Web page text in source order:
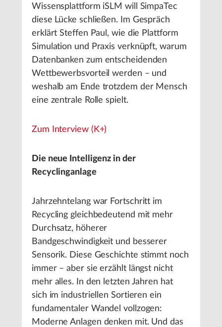
Wissensplattform iSLM will SimpaTec
diese Lücke schließen. Im Gespräch
erklärt Steffen Paul, wie die Plattform
Simulation und Praxis verknüpft, warum
Datenbanken zum entscheidenden
Wettbewerbsvorteil werden – und
weshalb am Ende trotzdem der Mensch
eine zentrale Rolle spielt.
Zum Interview (K+)
Die neue Intelligenz in der
Recyclinganlage
Jahrzehntelang war Fortschritt im
Recycling gleichbedeutend mit mehr
Durchsatz, höherer
Bandgeschwindigkeit und besserer
Sensorik. Diese Geschichte stimmt noch
immer – aber sie erzählt längst nicht
mehr alles. In den letzten Jahren hat
sich im industriellen Sortieren ein
fundamentaler Wandel vollzogen:
Moderne Anlagen denken mit. Und das